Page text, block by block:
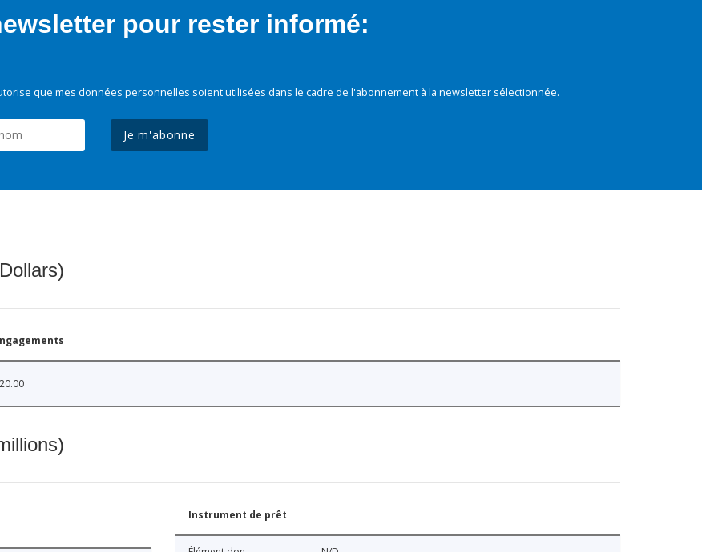
pour rester informé:
que mes données personnelles soient utilisées dans le cadre de l'abonnement à la newsletter sélectionnée.
Je m'abonne
Instrument de prêt